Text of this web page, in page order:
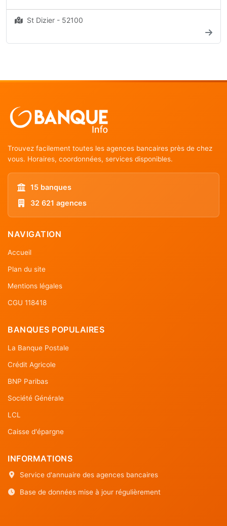
St Dizier - 52100
Trouvez facilement toutes les agences bancaires près de chez
vous. Horaires, coordonnées, services disponibles.
15 banques
32 621 agences
NAVIGATION
Accueil
Plan du site
Mentions légales
CGU 118418
BANQUES POPULAIRES
La Banque Postale
Crédit Agricole
BNP Paribas
Société Générale
LCL
Caisse d'épargne
INFORMATIONS
Service d'annuaire des agences bancaires
Base de données mise à jour régulièrement